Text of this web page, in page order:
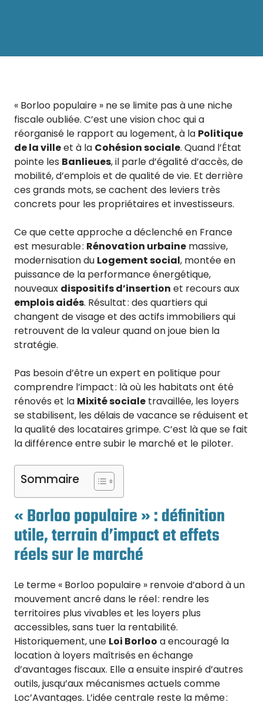
« Borloo populaire » ne se limite pas à une niche
fiscale oubliée. C’est une vision choc qui a
réorganisé le rapport au logement, à la Politique
de la villeet à la Cohésion sociale. Quand l’État
pointe les Banlieues, il parle d’égalité d’accès, de
mobilité, d’emplois et de qualité de vie. Et derrière
ces grands mots, se cachent des leviers très
concrets pour les propriétaires et investisseurs.
Ce que cette approche a déclenché en France
est mesurable : Rénovation urbaine massive,
modernisation du Logement social, montée en
puissance de la performance énergétique,
nouveaux dispositifs d’insertion et recours aux
emplois aidés. Résultat : des quartiers qui
changent de visage et des actifs immobiliers qui
retrouvent de la valeur quand on joue bien la
stratégie.
Pas besoin d’être un expert en politique pour
comprendre l’impact : là où les habitats ont été
rénovés et la Mixité sociale travaillée, les loyers
se stabilisent, les délais de vacance se réduisent et
la qualité des locataires grimpe. C’est là que se fait
la différence entre subir le marché et le piloter.
Sommaire
« Borloo populaire » : définition
utile, terrain d’impact et effets
réels sur le marché
Le terme « Borloo populaire » renvoie d’abord à un
mouvement ancré dans le réel : rendre les
territoires plus vivables et les loyers plus
accessibles, sans tuer la rentabilité.
Historiquement, une Loi Borloo a encouragé la
location à loyers maîtrisés en échange
d’avantages fiscaux. Elle a ensuite inspiré d’autres
outils, jusqu’aux mécanismes actuels comme
Loc’Avantages. L’idée centrale reste la même :